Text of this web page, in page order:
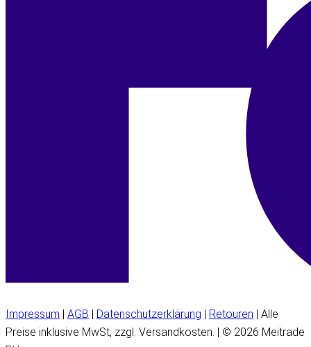
Impressum AGB Datenschutzerklärung Retouren | Alle
Preise inklusive MwSt, zzgl. Versandkosten. | © 2026 Meitrade